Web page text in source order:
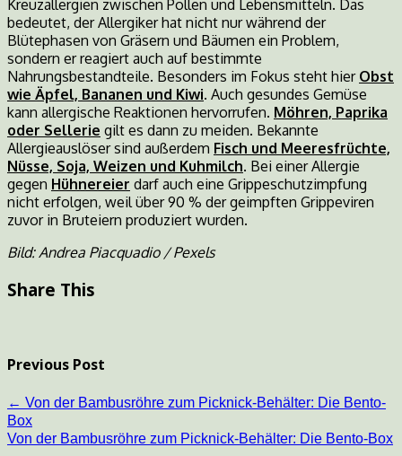
Kreuzallergien zwischen Pollen und Lebensmitteln. Das
bedeutet, der Allergiker hat nicht nur während der
Blütephasen von Gräsern und Bäumen ein Problem,
sondern er reagiert auch auf bestimmte
Nahrungsbestandteile. Besonders im Fokus steht hier Obst
wie Äpfel, Bananen und Kiwi. Auch gesundes Gemüse
kann allergische Reaktionen hervorrufen. Möhren, Paprika
oder Sellerie gilt es dann zu meiden. Bekannte
Allergieauslöser sind außerdem Fisch und Meeresfrüchte,
Nüsse, Soja, Weizen und Kuhmilch. Bei einer Allergie
gegen Hühnereier darf auch eine Grippeschutzimpfung
nicht erfolgen, weil über 90 % der geimpften Grippeviren
zuvor in Bruteiern produziert wurden.
Bild: Andrea Piacquadio / Pexels
Share This
Previous Post
← Von der Bambusröhre zum Picknick-Behälter: Die Bento-
Box
Von der Bambusröhre zum Picknick-Behälter: Die Bento-Box